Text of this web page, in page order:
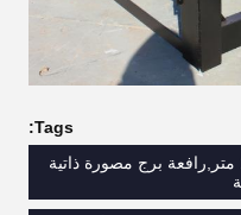
Tags:
رافعة برج رأس مطرقة بطول 100 متر,رافعة برج مصورة ذاتية